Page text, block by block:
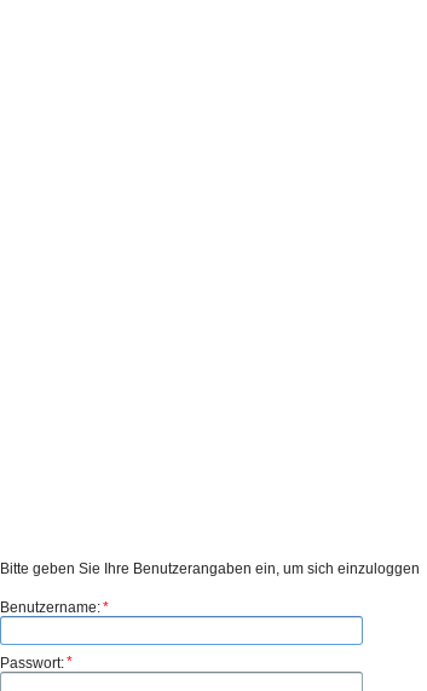
Bitte geben Sie Ihre Benutzerangaben ein, um sich einzuloggen
Benutzername:*
Passwort:*